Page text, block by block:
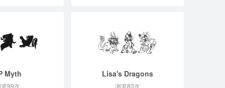
Myth
99次
Lisa's Dragons
浏览83次